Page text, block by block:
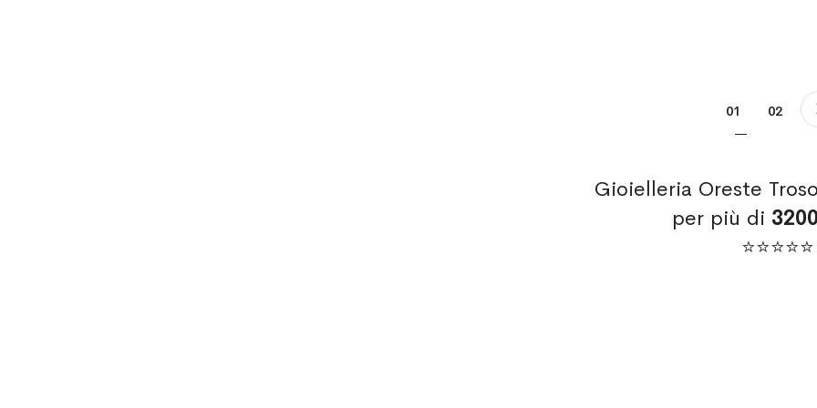
Attualmente
01 Pagina
02
Gioielleria Oreste
per più di
⭐⭐⭐⭐⭐